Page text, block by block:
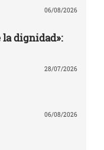
06/08/2026
la dignidad»:
28/07/2026
06/08/2026